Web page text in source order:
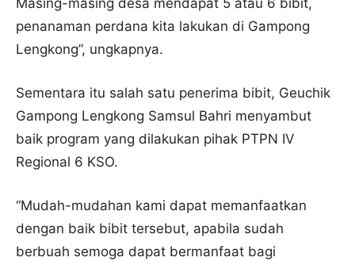
Masing-masing desa mendapat 5 atau 6 bibit,
penanaman perdana kita lakukan di Gampong
Lengkong”, ungkapnya.
Sementara itu salah satu penerima bibit, Geuchik
Gampong Lengkong Samsul Bahri menyambut
baik program yang dilakukan pihak PTPN IV
Regional 6 KSO.
“Mudah-mudahan kami dapat memanfaatkan
dengan baik bibit tersebut, apabila sudah
berbuah semoga dapat bermanfaat bagi